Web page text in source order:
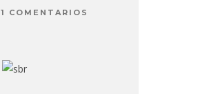
1 COMENTARIOS